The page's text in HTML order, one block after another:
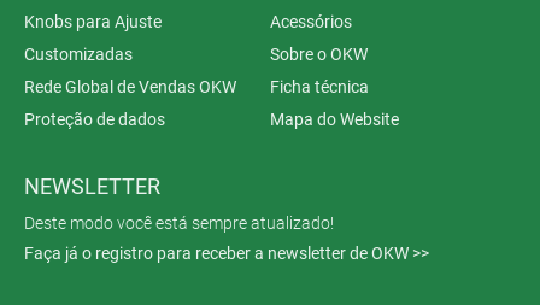
Knobs para Ajuste
Acessórios
Customizadas
Sobre o OKW
Rede Global de Vendas OKW
Ficha técnica
Proteção de dados
Mapa do Website
NEWSLETTER
Deste modo você está sempre atualizado!
Faça já o registro para receber a newsletter de OKW >>